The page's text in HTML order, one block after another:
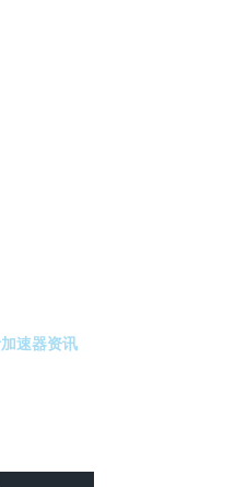
速器资讯